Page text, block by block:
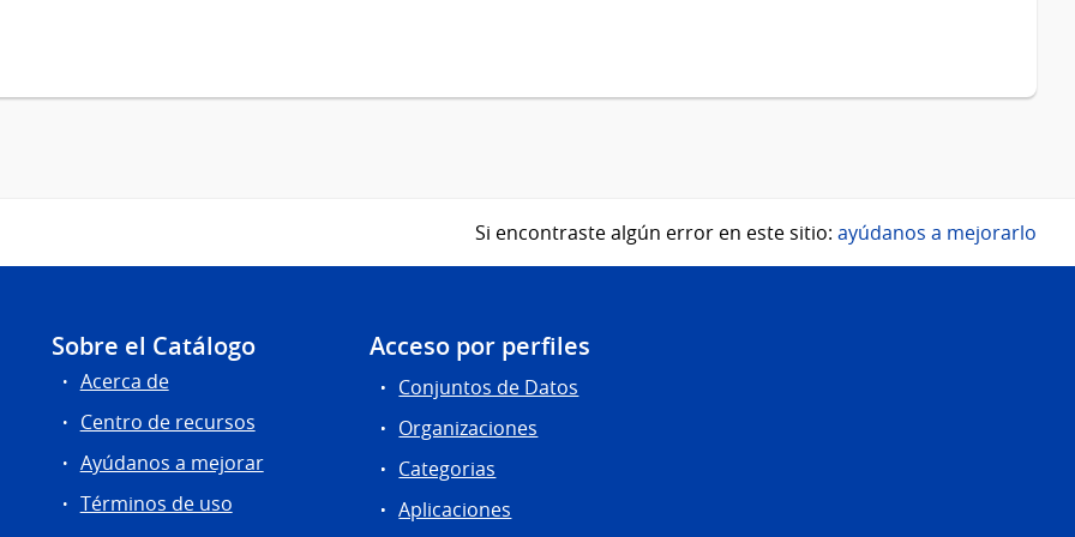
Si encontraste algún error en este sitio: ayúdanos a mejorarlo
Sobre el Catálogo
Acerca de
Centro de recursos
Ayúdanos a mejorar
Términos de uso
Acceso por perfiles
Conjuntos de Datos
Organizaciones
Categorias
Aplicaciones